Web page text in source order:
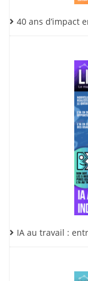
40 ans d’impact
IA au travail :